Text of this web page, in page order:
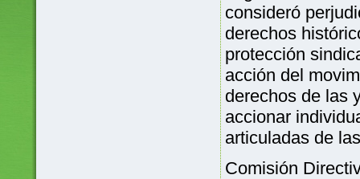
consideró
derechos
protección
acción del
derechos de las
accionar
articuladas de
Comisión